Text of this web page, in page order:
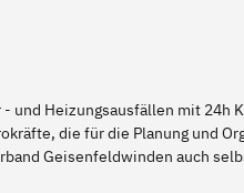
und Heizungsausfällen mit
die für die Planung und
Geisenfeldwinden auch